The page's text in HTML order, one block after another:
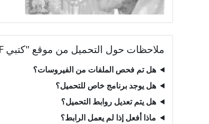
ملاحظات حول التحميل من موقع "كتبي PDF"
هل تم فحص الملفات من الفيروسات؟
هل يوجد برنامج خاص للتحميل؟
هل يتم تعديل روابط التحميل؟
ماذا أفعل إذا لم يعمل الرابط؟